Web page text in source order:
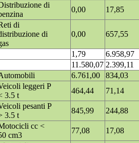
di
0,00
17,85
di
di
0,00 657,55
1,79
6.958,97
11.580,07 2.399,11
6.761,00
834,03
leggeri P
3.5 t
464,44
71,14
pesanti P
3.5 t
845,99
244,88
cc <
cm3
77,08
17,08